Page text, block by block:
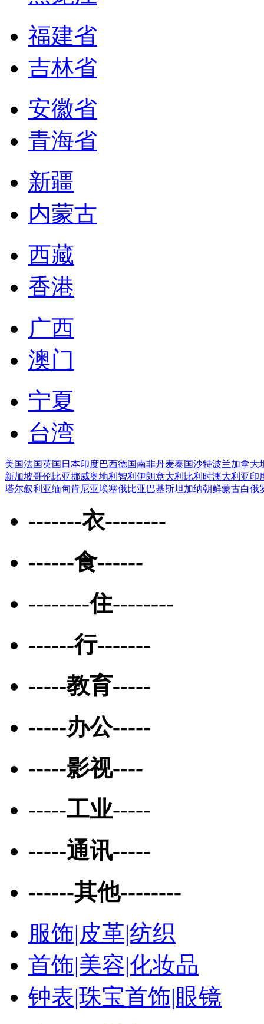
福建省
吉林省
安徽省
青海省
新疆
内蒙古
西藏
香港
广西
澳门
宁夏
台湾
美国法国英国 日本印度巴西德国南非丹麦泰国沙特波兰加拿大
新加坡哥伦比亚挪威奥地利 智利 伊朗意大利 比利时澳大利亚印
塔尔叙利亚缅甸肯尼亚埃塞俄比亚 巴基斯坦 加纳朝鲜蒙古白俄
-------衣--------
------食------
--------住--------
------行-------
-----教育-----
-----办公-----
-----影视----
-----工业-----
-----通讯-----
------其他--------
服饰|皮革|纺织
首饰|美容|化妆品
钟表|珠宝首饰|眼镜